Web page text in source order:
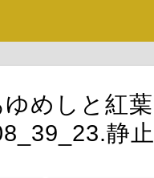
ゆめしと紅
静